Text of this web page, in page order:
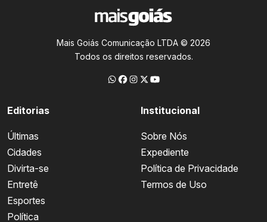
Mais Goiás Comunicação LTDA © 2026
Todos os direitos reservados.
Editorias
Últimas
Cidades
Divirta-se
Entretê
Esportes
Política
Institucional
Sobre Nós
Expediente
Política de Privacidade
Termos de Uso